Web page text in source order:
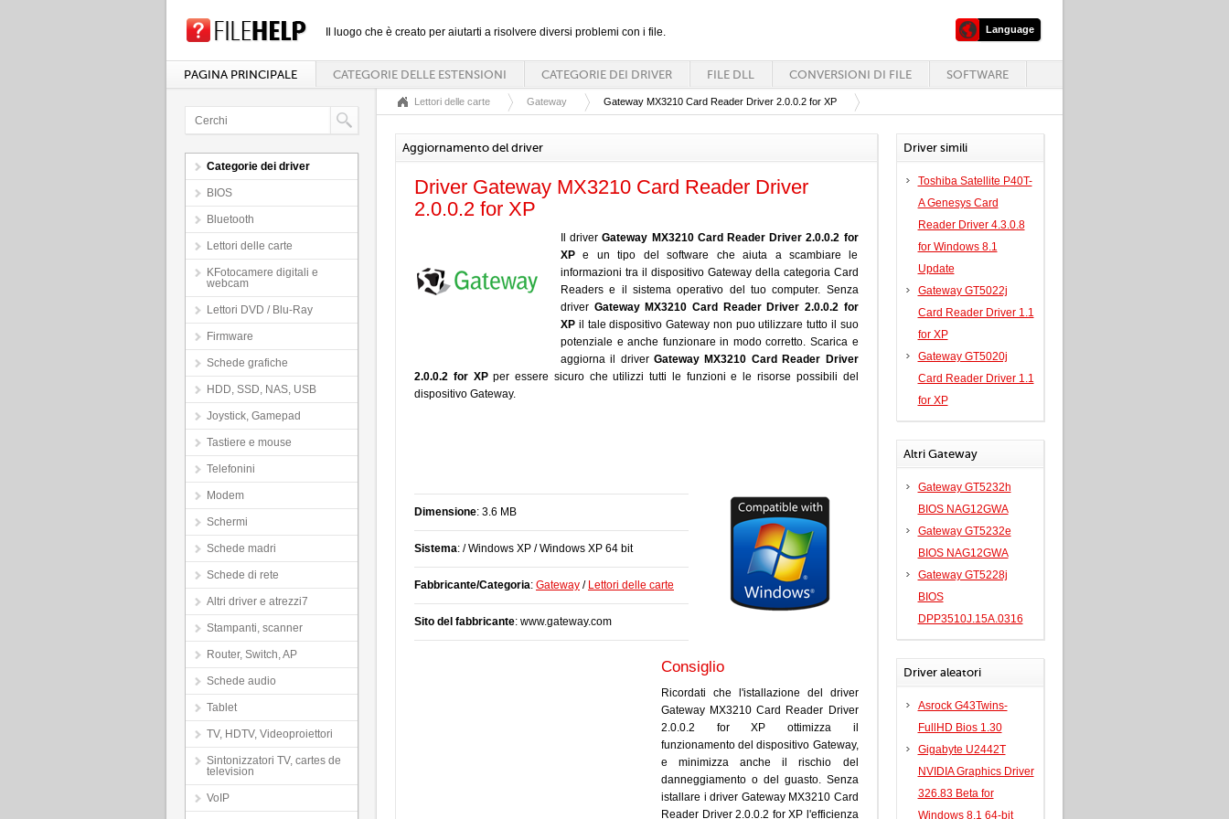
Il luogo che è creato per aiutarti a risolvere diversi problemi con i file. Language
PAGINA PRINCIPALE CATEGORIE DELLE ESTENSIONI CATEGORIE DEI DRIVER FILE DLL CONVERSIONI DI FILE SOFTWARE
Categorie dei driver
BIOS
Bluetooth
Lettori delle carte
KFotocamere digitali e
webcam
Lettori DVD / Blu-Ray
Firmware
Schede grafiche
HDD, SSD, NAS, USB
Joystick, Gamepad
Tastiere e mouse
Telefonini
Modem
Schermi
Schede madri
Schede di rete
Altri driver e atrezzi7
Stampanti, scanner
Router, Switch, AP
Schede audio
Tablet
TV, HDTV, Videoproiettori
Sintonizzatori TV, cartes de
television
VoIP
Lettori delle carte Gateway Gateway MX3210 Card Reader Driver 2.0.0.2 for XP
Aggiornamento del driver
Driver Gateway MX3210 Card Reader Driver
2.0.0.2 for XP
Il driverGateway MX3210 Card Reader Driver 2.0.0.2 for
XP e un tipo del software che aiuta a scambiare le
informazioni tra il dispositivo Gateway della categoria Card
Readers e il sistema operativo del tuo computer. Senza
driver Gateway MX3210 Card Reader Driver 2.0.0.2 for
XP il tale dispositivo Gateway non puo utilizzare tutto il suo
potenziale e anche funzionare in modo corretto. Scarica e
aggiorna il driverGateway MX3210 Card Reader Driver
2.0.0.2 for XPper essere sicuro che utilizzi tutti le funzioni e le risorse possibili del
dispositivo Gateway.
Dimensione: 3.6 MB
Sistema: / Windows XP / Windows XP 64 bit
Fabbricante/Categoria: Gateway / Lettori delle carte
Sito del fabbricante: www.gateway.com
Consiglio
Ricordati che l'istallazione del driver
Gateway MX3210 Card Reader Driver
2.0.0.2 for XP ottimizza il
funzionamento del dispositivo Gateway,
e minimizza anche il rischio del
danneggiamento o del guasto. Senza
istallare i driver Gateway MX3210 Card
Reader Driver 2.0.0.2 for XP l'efficienza
Driver simili
Toshiba Satellite P40T-
A Genesys Card
Reader Driver 4.3.0.8
for Windows 8.1
Update
Gateway GT5022j
Card Reader Driver 1.1
for XP
Gateway GT5020j
Card Reader Driver 1.1
for XP
Altri Gateway
Gateway GT5232h
BIOS NAG12GWA
Gateway GT5232e
BIOS NAG12GWA
Gateway GT5228j
BIOS
DPP3510J.15A.0316
Driver aleatori
Asrock G43Twins-
FullHD Bios 1.30
Gigabyte U2442T
NVIDIA Graphics Driver
326.83 Beta for
Windows 8.1 64-bit